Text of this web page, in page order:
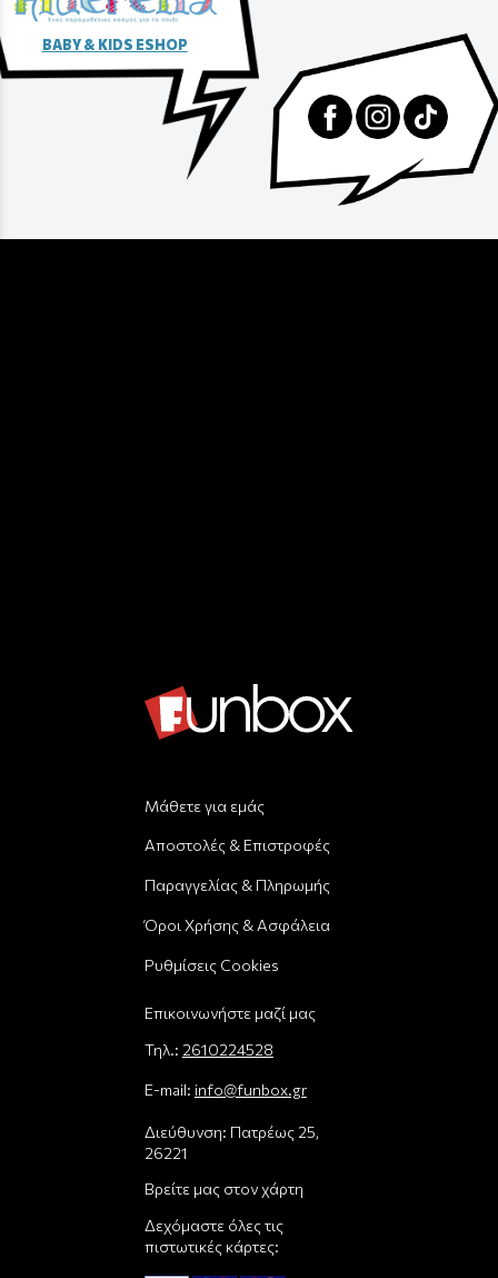
BABY & KIDS ESHOP
Μάθετε για εμάς
Αποστολές & Επιστροφές
Παραγγελίας & Πληρωμής
Όροι Χρήσης & Ασφάλεια
Ρυθμίσεις Cookies
Επικοινωνήστε μαζί μας
Τηλ.: 2610224528
E-mail: info@funbox.gr
Διεύθυνση: Πατρέως 25,
26221
Βρείτε μας στον χάρτη
Δεχόμαστε όλες τις
πιστωτικές κάρτες: